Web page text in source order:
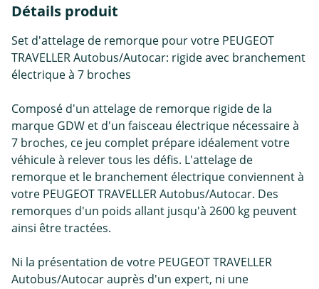
Détails produit
Set d'attelage de remorque pour votre PEUGEOT
TRAVELLER Autobus/Autocar: rigide avec branchement
électrique à 7 broches
Composé d'un attelage de remorque rigide de la
marque GDW et d'un faisceau électrique nécessaire à
7 broches, ce jeu complet prépare idéalement votre
véhicule à relever tous les défis. L'attelage de
remorque et le branchement électrique conviennent à
votre PEUGEOT TRAVELLER Autobus/Autocar. Des
remorques d'un poids allant jusqu'à 2600 kg peuvent
ainsi être tractées.
Ni la présentation de votre PEUGEOT TRAVELLER
Autobus/Autocar auprès d'un expert, ni une